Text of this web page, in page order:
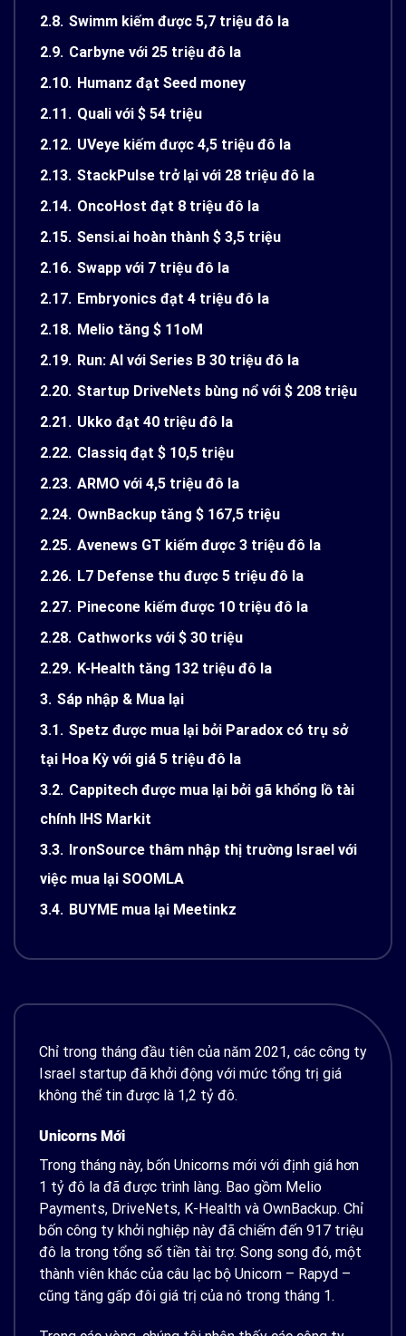
2.8. Swimm kiếm được 5,7 triệu đô la
2.9. Carbyne với 25 triệu đô la
2.10. Humanz đạt Seed money
2.11. Quali với $ 54 triệu
2.12. UVeye kiếm được 4,5 triệu đô la
2.13. StackPulse trở lại với 28 triệu đô la
2.14. OncoHost đạt 8 triệu đô la
2.15. Sensi.ai hoàn thành $ 3,5 triệu
2.16. Swapp với 7 triệu đô la
2.17. Embryonics đạt 4 triệu đô la
2.18. Melio tăng $ 11oM
2.19. Run: AI với Series B 30 triệu đô la
2.20. Startup DriveNets bùng nổ với $ 208 triệu
2.21. Ukko đạt 40 triệu đô la
2.22. Classiq đạt $ 10,5 triệu
2.23. ARMO với 4,5 triệu đô la
2.24. OwnBackup tăng $ 167,5 triệu
2.25. Avenews GT kiếm được 3 triệu đô la
2.26. L7 Defense thu được 5 triệu đô la
2.27. Pinecone kiếm được 10 triệu đô la
2.28. Cathworks với $ 30 triệu
2.29. K-Health tăng 132 triệu đô la
3. Sáp nhập & Mua lại
3.1. Spetz được mua lại bởi Paradox có trụ sở
tại Hoa Kỳ với giá 5 triệu đô la
3.2. Cappitech được mua lại bởi gã khổng lồ tài
chính IHS Markit
3.3. IronSource thâm nhập thị trường Israel với
việc mua lại SOOMLA
3.4. BUYME mua lại Meetinkz
Chỉ trong tháng đầu tiên của năm 2021, các công ty
Israel startup đã khởi động với mức tổng trị giá
không thể tin được là 1,2 tỷ đô.
Unicorns Mới
Trong tháng này, bốn Unicorns mới với định giá hơn
1 tỷ đô la đã được trình làng. Bao gồm Melio
Payments, DriveNets, K-Health và OwnBackup. Chỉ
bốn công ty khởi nghiệp này đã chiếm đến 917 triệu
đô la trong tổng số tiền tài trợ. Song song đó, một
thành viên khác của câu lạc bộ Unicorn – Rapyd –
cũng tăng gấp đôi giá trị của nó trong tháng 1.